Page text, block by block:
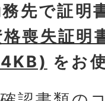
先で証明
格喪失証明
をお